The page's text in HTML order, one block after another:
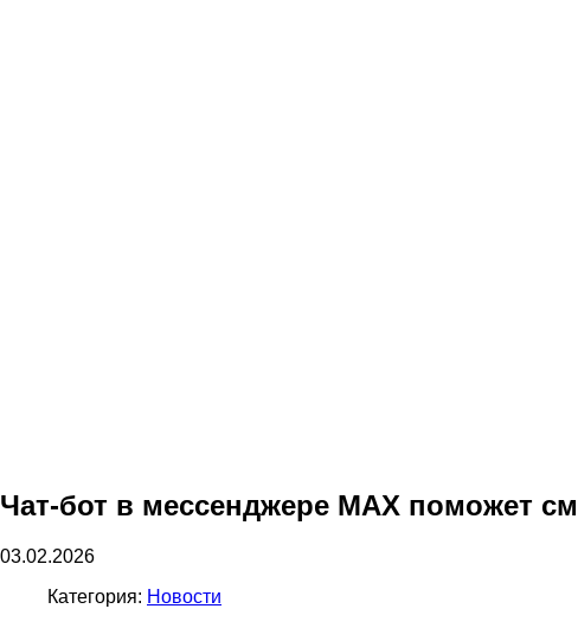
Чат-бот в мессенджере MAX поможет
03.02.2026
Категория: Новости